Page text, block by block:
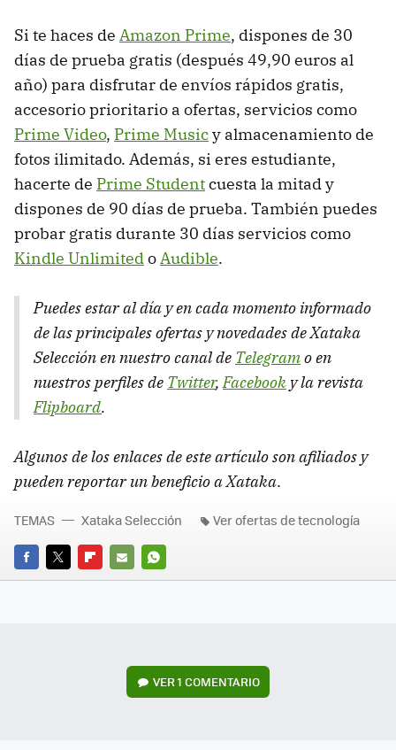
Si te haces de Amazon Prime, dispones de 30
días de prueba gratis (después 49,90 euros al
año) para disfrutar de envíos rápidos gratis,
accesorio prioritario a ofertas, servicios como
Prime Video, Prime Musicy almacenamiento de
fotos ilimitado. Además, si eres estudiante,
hacerte de Prime Studentcuesta la mitad y
dispones de 90 días de prueba. También puedes
probar gratis durante 30 días servicios como
Kindle UnlimitedoAudible.
Puedes estar al día y en cada momento informado
de las principales ofertas y novedades de Xataka
Selección en nuestro canal de Telegramo en
nuestros perfiles de Twitter,Facebook y la revista
Flipboard.
Algunos de los enlaces de este artículo son afiliados y
pueden reportar un beneficio a Xataka.
FACEBOOK
TWITTERFLIPBOARD
E-
WHATSAPP
TEMAS Xataka Selección Ver ofertas de tecnología
VER1 COMENTARIO